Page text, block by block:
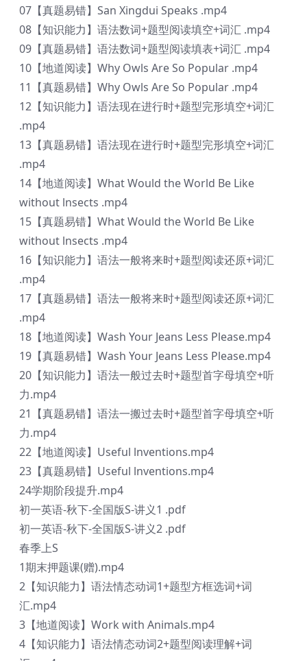
07【真题易错】San Xingdui Speaks .mp4
08【知识能力】语法数词+题型阅读填空+词汇 .mp4
09【真题易错】语法数词+题型阅读填表+词汇 .mp4
10【地道阅读】Why Owls Are So Popular .mp4
11【真题易错】Why Owls Are So Popular .mp4
12【知识能力】语法现在进行时+题型完形填空+词汇
.mp4
13【真题易错】语法现在进行时+题型完形填空+词汇
.mp4
14【地道阅读】What Would the World Be Like
without lnsects .mp4
15【真题易错】What Would the World Be Like
without lnsects .mp4
16【知识能力】语法一般将来时+题型阅读还原+词汇
.mp4
17【真题易错】语法一般将来时+题型阅读还原+词汇
.mp4
18【地道阅读】Wash Your Jeans Less Please.mp4
19【真题易错】Wash Your Jeans Less Please.mp4
20【知识能力】语法一般过去时+题型首字母填空+听
力.mp4
21【真题易错】语法一搬过去时+题型首字母填空+听
力.mp4
22【地道阅读】Useful lnventions.mp4
23【真题易错】Useful lnventions.mp4
24学期阶段提升.mp4
初一英语-秋下-全国版S-讲义1 .pdf
初一英语-秋下-全国版S-讲义2 .pdf
春季上S
1期末押题课(赠).mp4
2【知识能力】语法情态动词1+题型方框选词+词
汇.mp4
3【地道阅读】Work with Animals.mp4
4【知识能力】语法情态动词2+题型阅读理解+词